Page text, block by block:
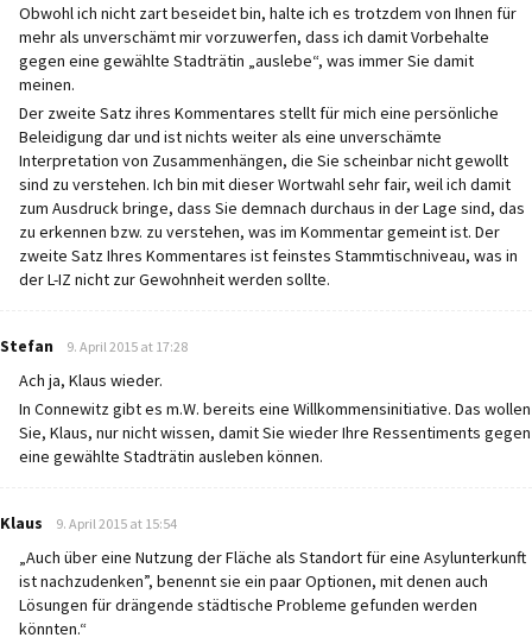
Obwohl ich nicht zart beseidet bin, halte ich es trotzdem von Ihnen für
mehr als unverschämt mir vorzuwerfen, dass ich damit Vorbehalte
gegen eine gewählte Stadträtin „auslebe“, was immer Sie damit
meinen.
Der zweite Satz ihres Kommentares stellt für mich eine persönliche
Beleidigung dar und ist nichts weiter als eine unverschämte
Interpretation von Zusammenhängen, die Sie scheinbar nicht gewollt
sind zu verstehen. Ich bin mit dieser Wortwahl sehr fair, weil ich damit
zum Ausdruck bringe, dass Sie demnach durchaus in der Lage sind, das
zu erkennen bzw. zu verstehen, was im Kommentar gemeint ist. Der
zweite Satz Ihres Kommentares ist feinstes Stammtischniveau, was in
der L-IZ nicht zur Gewohnheit werden sollte.
Stefan says:
9. April 2015 at 17:28
Ach ja, Klaus wieder.
In Connewitz gibt es m.W. bereits eine Willkommensinitiative. Das wollen
Sie, Klaus, nur nicht wissen, damit Sie wieder Ihre Ressentiments gegen
eine gewählte Stadträtin ausleben können.
Klaus says:
9. April 2015 at 15:54
„Auch über eine Nutzung der Fläche als Standort für eine Asylunterkunft
ist nachzudenken”, benennt sie ein paar Optionen, mit denen auch
Lösungen für drängende städtische Probleme gefunden werden
könnten.“